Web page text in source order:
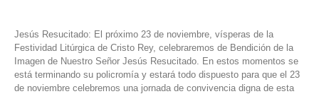
Jesús Resucitado: El próximo 23 de noviembre, vísperas de la
Festividad Litúrgica de Cristo Rey, celebraremos de Bendición de la
Imagen de Nuestro Señor Jesús Resucitado. En estos momentos se
está terminando su policromía y estará todo dispuesto para que el 23
de noviembre celebremos una jornada de convivencia digna de esta